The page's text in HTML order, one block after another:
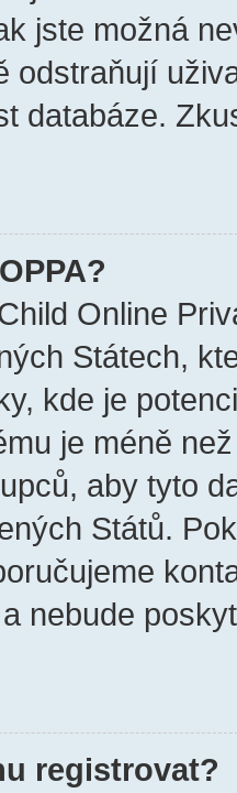
jste možná
odstraňují
databáze.
Online
Státech,
kde je
je méně
aby tyto
Států.
nebude
registrovat?